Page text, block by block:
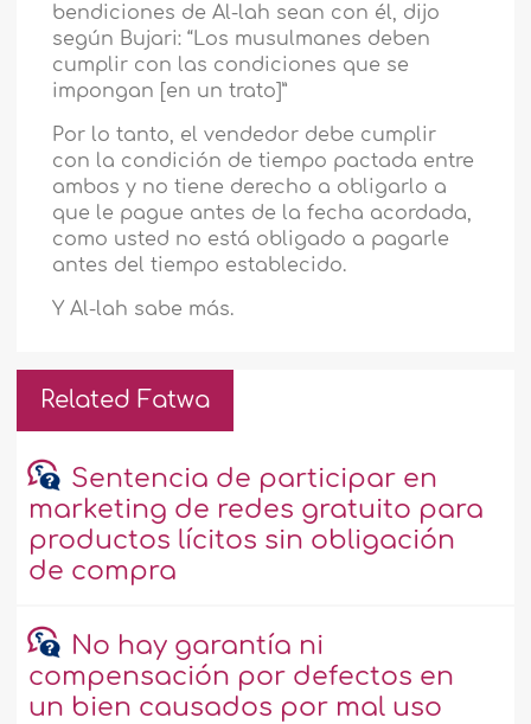
bendiciones de Al-lah sean con él, dijo
según Bujari: “Los musulmanes deben
cumplir con las condiciones que se
impongan [en un trato]”
Por lo tanto, el vendedor debe cumplir
con la condición de tiempo pactada entre
ambos y no tiene derecho a obligarlo a
que le pague antes de la fecha acordada,
como usted no está obligado a pagarle
antes del tiempo establecido.
Y Al-lah sabe más.
Related Fatwa
Sentencia de participar en
marketing de redes gratuito para
productos lícitos sin obligación
de compra
No hay garantía ni
compensación por defectos en
un bien causados por mal uso